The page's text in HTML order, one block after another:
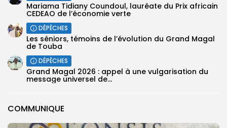
COMMUNIQUE
Mariama Tidiany Coundoul, lauréate du Prix africain
CEDEAO de l’économie verte
DÉPÊCHES
Les séniors, témoins de l’évolution du Grand Magal
de Touba
DÉPÊCHES
Grand Magal 2026 : appel à une vulgarisation du
message universel de...